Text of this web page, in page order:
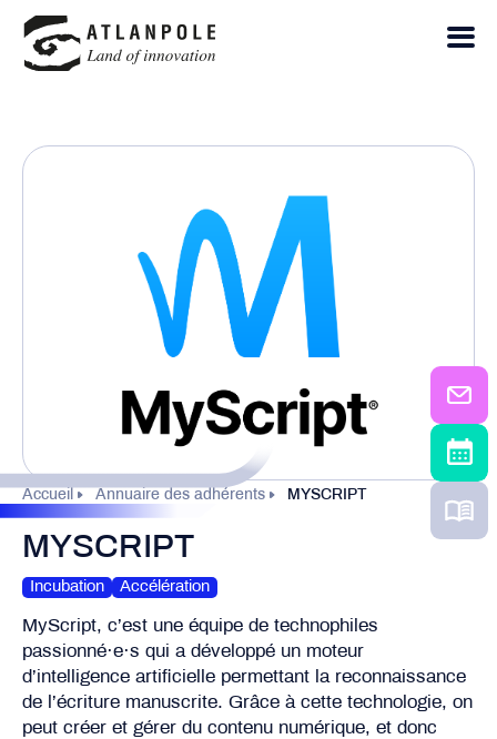
Accueil Annuaire des adhérents MYSCRIPT
MYSCRIPT
Incubation Accélération
MyScript, c’est une équipe de technophiles
passionné·e·s qui a développé un moteur
d’intelligence artificielle permettant la reconnaissance
de l’écriture manuscrite. Grâce à cette technologie, on
peut créer et gérer du contenu numérique, et donc